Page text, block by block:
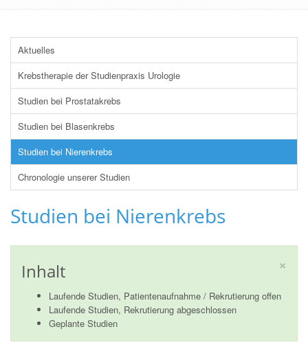
Aktuelles
Krebstherapie der Studienpraxis Urologie
Studien bei Prostatakrebs
Studien bei Blasenkrebs
Studien bei Nierenkrebs
Chronologie unserer Studien
Studien bei Nierenkrebs
×
Inhalt
Laufende Studien, Patientenaufnahme / Rekrutierung offen
Laufende Studien, Rekrutierung abgeschlossen
Geplante Studien